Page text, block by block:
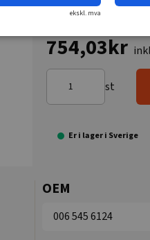
754,03kr
st
Er i lager i Sverige
OEM
006 545 6124
ekskl. mva